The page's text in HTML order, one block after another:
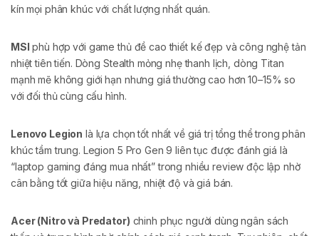
kín mọi phân khúc với chất lượng nhất quán.
MSI phù hợp với game thủ đề cao thiết kế đẹp và công nghệ tản
nhiệt tiên tiến. Dòng Stealth mỏng nhẹ thanh lịch, dòng Titan
mạnh mẽ không giới hạn nhưng giá thường cao hơn 10–15% so
với đối thủ cùng cấu hình.
Lenovo Legion là lựa chọn tốt nhất về giá trị tổng thể trong phân
khúc tầm trung. Legion 5 Pro Gen 9 liên tục được đánh giá là
“laptop gaming đáng mua nhất” trong nhiều review độc lập nhờ
cân bằng tốt giữa hiệu năng, nhiệt độ và giá bán.
Acer (Nitro và Predator) chinh phục người dùng ngân sách